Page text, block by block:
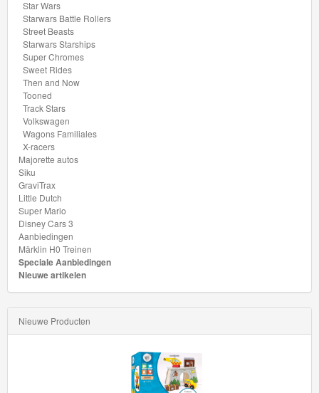
Drag
Strip
HW
Contoured
HW
Drift
HW
Daredevils
HW
Dream
Garage
Euro
Star Wars
Starwars Battle Rollers
Street Beasts
Starwars Starships
Super Chromes
Sweet Rides
Then and Now
Tooned
Track Stars
Volkswagen
Wagons Familiales
X-racers
Majorette autos
Siku
GraviTrax
Little Dutch
Super Mario
Disney Cars 3
Aanbiedingen
Märklin H0 Treinen
Speciale Aanbiedingen
Nieuwe artikelen
Nieuwe Producten